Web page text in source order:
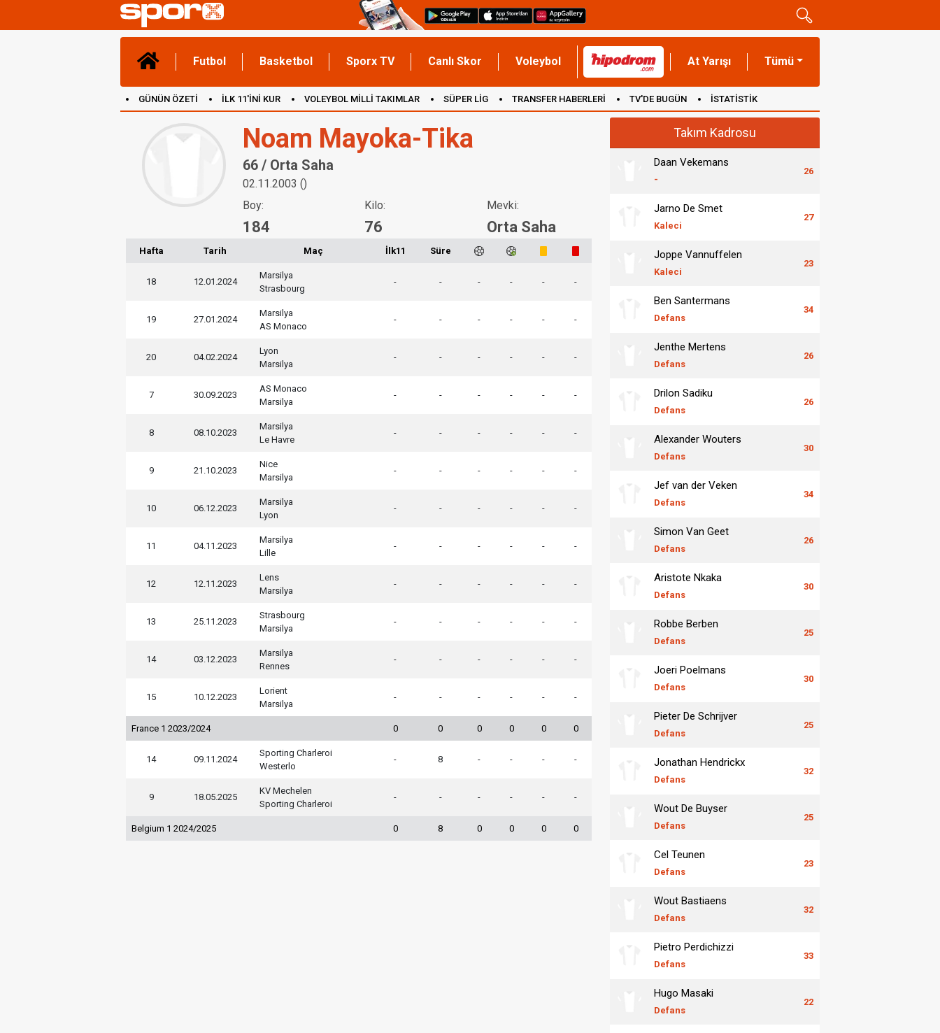
Futbol Basketbol Sporx TV Canlı Skor Voleybol At Yarışı Tümü
GÜNÜN ÖZETİ İLK 11'İNİ KUR VOLEYBOL MİLLİ TAKIMLAR SÜPER LİG TRANSFER HABERLERİ TV'DE BUGÜN İSTATİSTİK
Noam Mayoka-Tika
66 / Orta Saha
02.11.2003 ()
Boy:
184
Kilo:
76
Mevki:
Orta Saha
Hafta Tarih Maç İlk11 Süre
18 12.01.2024
Marsilya
Strasbourg
- - - - - -
19 27.01.2024
Marsilya
AS Monaco
- - - - - -
20 04.02.2024
Lyon
Marsilya
- - - - - -
7 30.09.2023
AS Monaco
Marsilya
- - - - - -
8 08.10.2023
Marsilya
Le Havre
- - - - - -
9 21.10.2023
Nice
Marsilya
- - - - - -
10 06.12.2023
Marsilya
Lyon
- - - - - -
11 04.11.2023
Marsilya
Lille
- - - - - -
12 12.11.2023
Lens
Marsilya
- - - - - -
13 25.11.2023
Strasbourg
Marsilya
- - - - - -
14 03.12.2023
Marsilya
Rennes
- - - - - -
15 10.12.2023
Lorient
Marsilya
- - - - - -
France 1 2023/2024 0 0 0 0 0 0
14 09.11.2024
Sporting Charleroi
Westerlo
- 8 - - - -
9 18.05.2025
KV Mechelen
Sporting Charleroi
- - - - - -
Belgium 1 2024/2025 0 8 0 0 0 0
Takım Kadrosu
Daan Vekemans
-
26
Jarno De Smet
Kaleci
27
Joppe Vannuffelen
Kaleci
23
Ben Santermans
Defans
34
Jenthe Mertens
Defans
26
Drilon Sadiku
Defans
26
Alexander Wouters
Defans
30
Jef van der Veken
Defans
34
Simon Van Geet
Defans
26
Aristote Nkaka
Defans
30
Robbe Berben
Defans
25
Joeri Poelmans
Defans
30
Pieter De Schrijver
Defans
25
Jonathan Hendrickx
Defans
32
Wout De Buyser
Defans
25
Cel Teunen
Defans
23
Wout Bastiaens
Defans
32
Pietro Perdichizzi
Defans
33
Hugo Masaki
Defans
22